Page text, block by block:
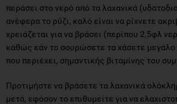
περάσει στο νερό από τα λαχανικά
ανέφερα το ρύζι, καλό είναι να ρίχνετε
χρειάζεται για να βράσει (περίπου 2,5φλ
καθώς εάν το σουρώσετε τα χάσετε μεγάλο
που περιέχει, σημαντικής βιταμίνης του
Προτιμήστε να βράσετε τα λαχανικά
μετά, εφόσον το επιθυμείτε για να